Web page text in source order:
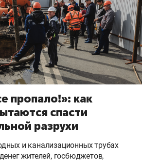
пропало!»: как
спасти
разрухи
и канализационных трубах
жителей, госбюджетов,